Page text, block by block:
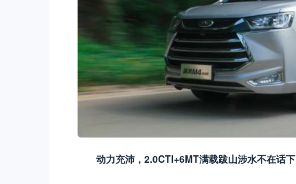
动力充沛，2.0CTI+6MT满载跋山涉水不在话下